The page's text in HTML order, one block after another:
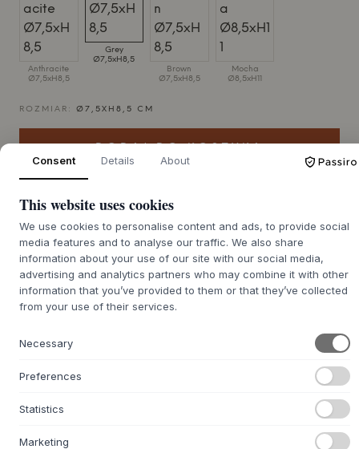
Anthracite
Ø7,5xH8,5
Grey
Ø7,5xH8,5
Brown
Ø7,5xH8,5
Mocha
Ø8,5xH11
ROZMIAR: Ø7,5XH8,5 CM
Czas realizacji zamówienia zwrotnego ok. 9-21 dni
O TYM PRODUKCIE +
Kubek Ceto od MUUBSto piękny element kamionki, który
uduchowioną i autentyczną formą. Zaprojektowany przez
charakterystyczną asymetryczną sylwetkę i elegancką,
unoszenia się. Powierzchnia wzbogacona jest reaktywnym
matem. Każdy kubek Ceto jest unikalny dzięki swoim
Consent Details About
This website uses cookies
We use cookies to personalise content and ads, to provide social
media features and to analyse our traffic. We also share
information about your use of our site with our social media,
advertising and analytics partners who may combine it with other
information that you’ve provided to them or that they’ve collected
from your use of their services.
Necessary
Preferences
Statistics
Marketing